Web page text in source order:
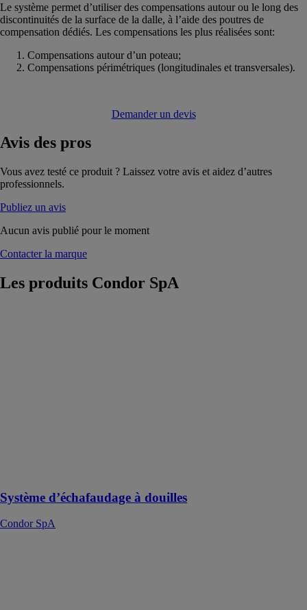
Le système permet d’utiliser des compensations autour ou le long des
discontinuités de la surface de la dalle, à l’aide des poutres de
compensation dédiés. Les compensations les plus réalisées sont:
Compensations autour d’un poteau;
Compensations périmétriques (longitudinales et transversales).
Demander un devis
Avis des pros
Vous avez testé ce produit ? Laissez votre avis et aidez d’autres
professionnels.
Publiez un avis
Aucun avis publié pour le moment
Contacter la marque
Les produits Condor SpA
Système d’échafaudage à douilles
Condor SpA